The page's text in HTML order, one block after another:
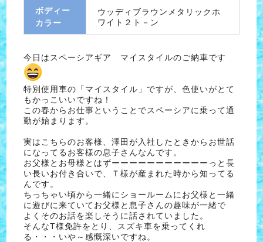
ボディー
カラー
ウッディブラウンメタリックホ
ワイト２ト－ン
今日はスペーシアギア マイスタイルのご納車です
特別使用車の「マイスタイル」ですが、色使いがとて
もかっこいいですね！
この春からお仕事ということでスペーシアに乗って通
勤が始まります。
実はこちらのお客様、澤田が入社したときからお世話
になってるお客様の息子さんなんです。
お父様とお母様とはずーーーーーーーーーーーっと長
い長いお付き合いで、Ｔ様が産まれた時から知ってる
んです。
ちっちゃい頃から一緒にショールームにお父様と一緒
に遊びに来ていてお父様と息子さんの趣味が一緒で
よくそのお話を楽しそうに話されていました。
そんなT様免許をとり、スズキ車を乗ってくれ
る・・・いや～感慨深いですね。